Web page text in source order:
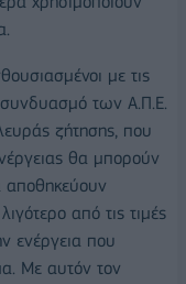
με τις
συνδυασμό των Α.Π.Ε.
ζήτησης, που
θα μπορούν
αποθηκεύουν
από τις τιμές
ενέργεια που
Με αυτόν τον